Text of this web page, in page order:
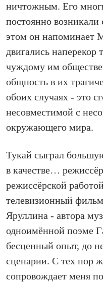
ничтожным. Его
постоянно
этом он напоминает
двигались наперекор
чуждому им
общность в их
обоих случаях - это
несовместимой с
окружающего мира.
Тукай сыграл
в качестве…
режиссёрской
телевизионный
Яруллина - автора
одноимённой поэме
бесценный опыт, до
сценарии. С тех пор
сопровождает меня